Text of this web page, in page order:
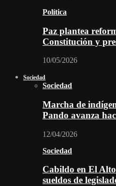
Política
Paz plantea
Constitución y
10/05/2026
Sociedad
Sociedad
Marcha de
Pando avanza
12/04/2026
Sociedad
Cabildo en El
sueldos de